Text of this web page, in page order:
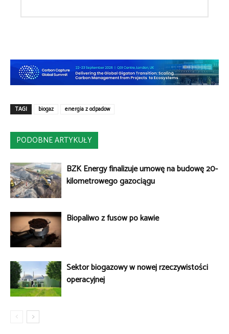
TAGI biogaz energia z odpadów
PODOBNE ARTYKUŁY
BZK Energy finalizuje umowę na budowę 20-
kilometrowego gazociągu
Biopaliwo z fusów po kawie
Sektor biogazowy w nowej rzeczywistości
operacyjnej